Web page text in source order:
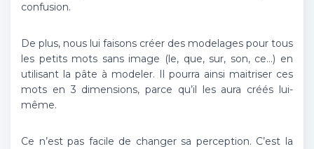
confusion.
De plus, nous lui faisons créer des modelages pour tous
les petits mots sans image (le, que, sur, son, ce…) en
utilisant la pâte à modeler. Il pourra ainsi maitriser ces
mots en 3 dimensions, parce qu’il les aura créés lui-
même.
Ce n’est pas facile de changer sa perception. C’est la